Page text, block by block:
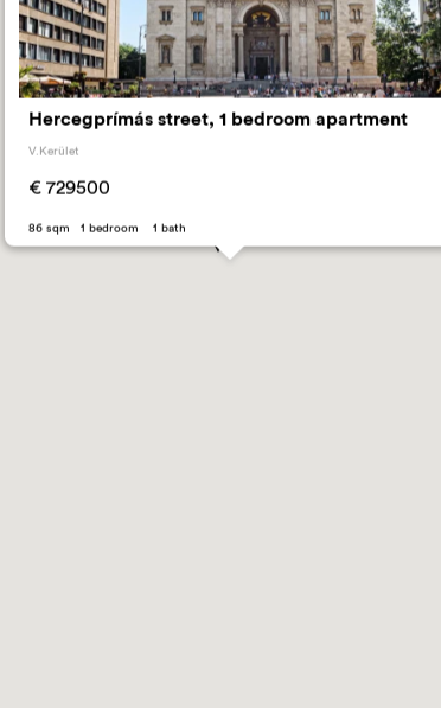
Hercegprímás street, 1 bedroom apartment
V.Kerület
€ 729500
86 sqm 1 bedroom 1 bath